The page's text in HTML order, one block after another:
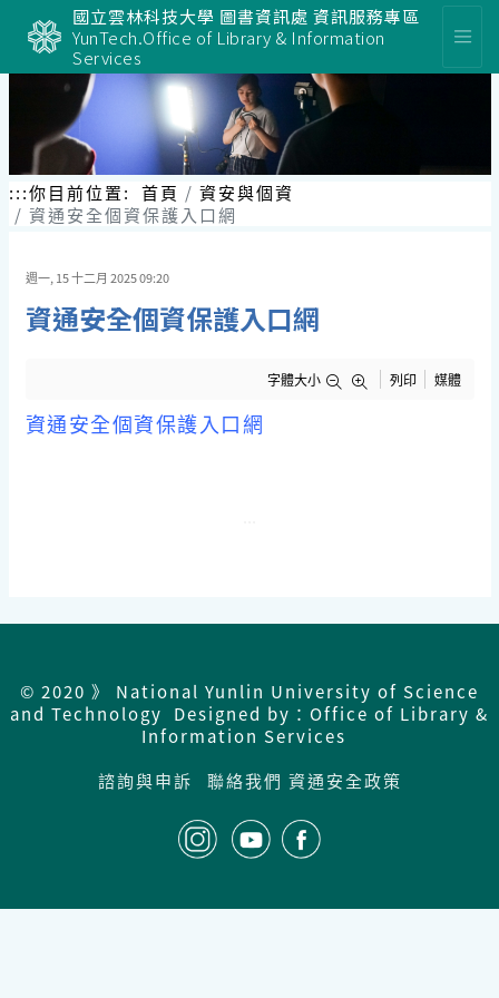
國立雲林科技大學 圖書資訊處 資訊服務專區
YunTech.Office of Library & Information
Services
:::你目前位置: 首頁
資安與個資
資通安全個資保護入口網
週一, 15 十二月 2025 09:20
資通安全個資保護入口網
字體大小 列印 媒體
資通安全個資保護入口網
© 2020 》 National Yunlin University of Science
and Technology Designed by：Office of Library &
Information Services
諮詢與申訴
聯絡我們 資通安全政策